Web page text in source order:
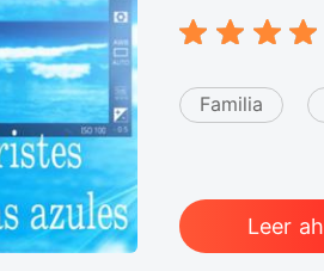
Familia
Leer